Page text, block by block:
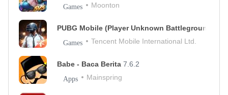
Games Moonton
PUBG Mobile (Player Unknown Battleground)
Games Tencent Mobile International Ltd.
Babe - Baca Berita 7.6.2
Apps Mainspring